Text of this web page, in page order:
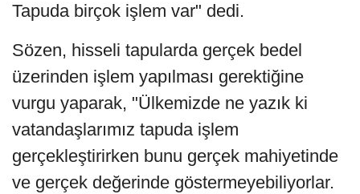
Tapuda birçok işlem var" dedi.
Sözen, hisseli tapularda gerçek bedel
üzerinden işlem yapılması gerektiğine
vurgu yaparak, "Ülkemizde ne yazık ki
vatandaşlarımız tapuda işlem
gerçekleştirirken bunu gerçek mahiyetinde
ve gerçek değerinde göstermeyebiliyorlar.